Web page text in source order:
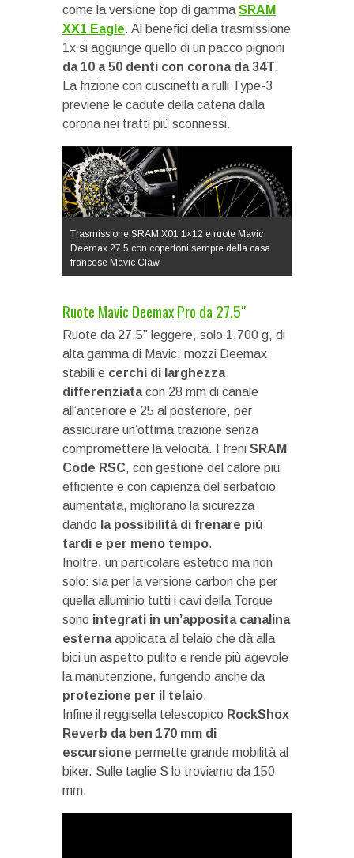
come la versione top di gamma SRAM
XX1 Eagle. Ai benefici della trasmissione
1x si aggiunge quello di un pacco pignoni
da 10 a 50 denti con corona da 34T.
La frizione con cuscinetti a rulli Type-3
previene le cadute della catena dalla
corona nei tratti più sconnessi.
Trasmissione SRAM X01 1×12 e ruote Mavic
Deemax 27,5 con copertoni sempre della casa
francese Mavic Claw.
Ruote Mavic Deemax Pro da 27,5″
Ruote da 27,5” leggere, solo 1.700 g, di
alta gamma di Mavic: mozzi Deemax
stabili e cerchi di larghezza
differenziatacon 28 mm di canale
all’anteriore e 25 al posteriore, per
assicurare un’ottima trazione senza
compromettere la velocità. I freni SRAM
Code RSC, con gestione del calore più
efficiente e con capienza del serbatoio
aumentata, migliorano la sicurezza
dando la possibilità di frenare più
tardi e per meno tempo.
Inoltre, un particolare estetico ma non
solo: sia per la versione carbon che per
quella alluminio tutti i cavi della Torque
sono integrati in un’apposita canalina
esternaapplicata al telaio che dà alla
bici un aspetto pulito e rende più agevole
la manutenzione, fungendo anche da
protezione per il telaio.
Infine il reggisella telescopico RockShox
Reverb da ben 170 mm di
escursione permette grande mobilità al
biker. Sulle taglie S lo troviamo da 150
mm.